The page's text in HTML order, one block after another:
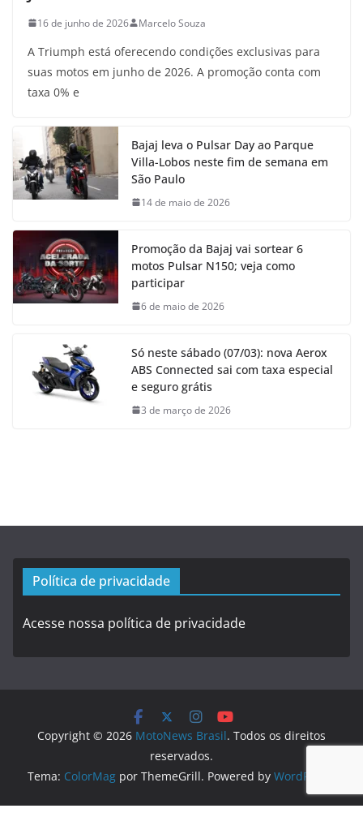
16 de junho de 2026 Marcelo Souza
A Triumph está oferecendo condições exclusivas para
suas motos em junho de 2026. A promoção conta com
taxa 0% e
Bajaj leva o Pulsar Day ao Parque
Villa-Lobos neste fim de semana em
São Paulo
14 de maio de 2026
Promoção da Bajaj vai sortear 6
motos Pulsar N150; veja como
participar
6 de maio de 2026
Só neste sábado (07/03): nova Aerox
ABS Connected sai com taxa especial
e seguro grátis
3 de março de 2026
Política de privacidade
Acesse nossa política de privacidade
Copyright © 2026 MotoNews Brasil. Todos os direitos
reservados.
Tema: ColorMag por ThemeGrill. Powered by WordPress